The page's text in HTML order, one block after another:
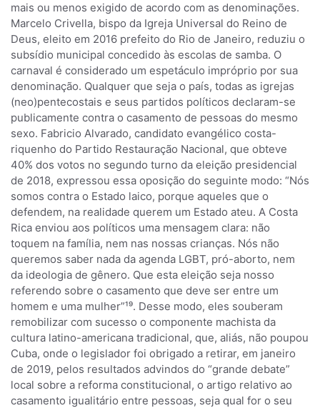
mais ou menos exigido de acordo com as denominações.
Marcelo Crivella, bispo da Igreja Universal do Reino de
Deus, eleito em 2016 prefeito do Rio de Janeiro, reduziu o
subsídio municipal concedido às escolas de samba. O
carnaval é considerado um espetáculo impróprio por sua
denominação. Qualquer que seja o país, todas as igrejas
(neo)pentecostais e seus partidos políticos declaram-se
publicamente contra o casamento de pessoas do mesmo
sexo. Fabricio Alvarado, candidato evangélico costa-
riquenho do Partido Restauração Nacional, que obteve
40% dos votos no segundo turno da eleição presidencial
de 2018, expressou essa oposição do seguinte modo: “Nós
somos contra o Estado laico, porque aqueles que o
defendem, na realidade querem um Estado ateu. A Costa
Rica enviou aos políticos uma mensagem clara: não
toquem na família, nem nas nossas crianças. Nós não
queremos saber nada da agenda LGBT, pró-aborto, nem
da ideologia de gênero. Que esta eleição seja nosso
referendo sobre o casamento que deve ser entre um
homem e uma mulher”¹⁹. Desse modo, eles souberam
remobilizar com sucesso o componente machista da
cultura latino-americana tradicional, que, aliás, não poupou
Cuba, onde o legislador foi obrigado a retirar, em janeiro
de 2019, pelos resultados advindos do “grande debate”
local sobre a reforma constitucional, o artigo relativo ao
casamento igualitário entre pessoas, seja qual for o seu